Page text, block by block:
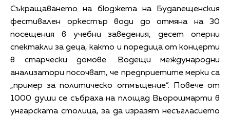
Съкращаването на бюджета на Будапещенския
фестивален оркестър води до отмяна на 30
посещения в учебни заведения, десет оперни
спектакли за деца, както и поредица от концерти
в старчески домове. Водещи международни
анализатори посочват, че предприетите мерки са
„пример за политическо отмъщение”. Повече от
1000 души се събраха на площад Вьорошмарти в
унгарската столица, за да изразят несъгласието